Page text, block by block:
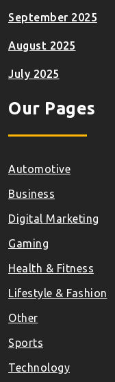
September 2025
August 2025
July 2025
Our Pages
Automotive
Business
Digital Marketing
Gaming
Health & Fitness
Lifestyle & Fashion
Other
Sports
Technology